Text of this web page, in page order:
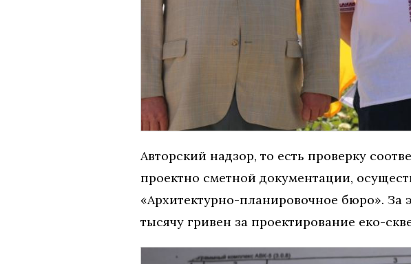
Авторский надзор, то есть проверку
проектно сметной документации,
«Архитектурно-планировочное бюро». За
тысячу гривен за проектирование еко-